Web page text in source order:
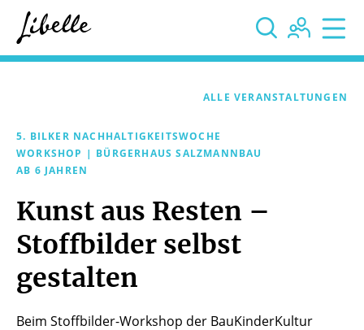
  
5. BILKER NACHHALTIGKEITSWOCHE
WORKSHOP | BÜRGERHAUS SALZMANNBAU
AB 6 JAHREN
ALLE VERANSTALTUNGEN
Kunst aus Resten –
Stoffbilder selbst
gestalten
Beim Stoffbilder-Workshop der BauKinderKultur